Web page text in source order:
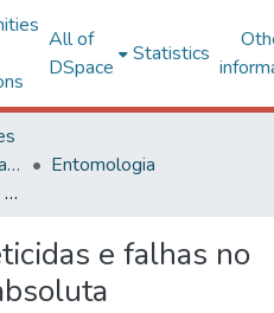
All of
DSpace
Statistics
Ciências Biológicas e da Saúde
Entomologia
Resistência a inseticidas e falhas no controle de Tuta absoluta
e falhas no